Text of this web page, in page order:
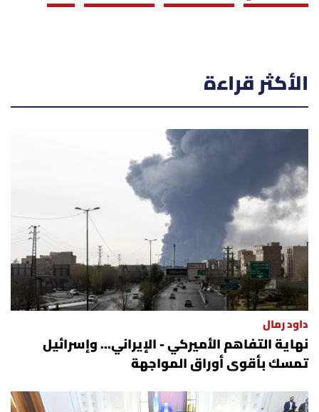
الأكثر قراءة
داود رمال
نهاية التفاهم الأميركي - الإيراني... وإسرائيل
تمسك بأقوى أوراق المواجهة